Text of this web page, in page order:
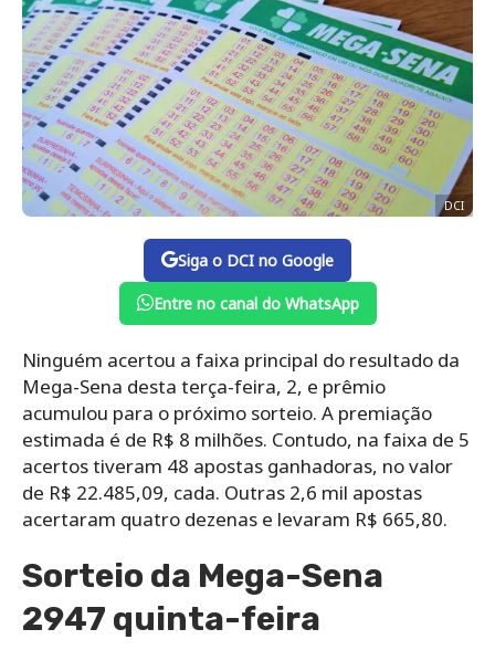
DCI
Siga o DCI no Google
Entre no canal do WhatsApp
Ninguém acertou a faixa principal do resultado da
Mega-Sena desta terça-feira, 2, e prêmio
acumulou para o próximo sorteio. A premiação
estimada é de R$ 8 milhões. Contudo, na faixa de 5
acertos tiveram 48 apostas ganhadoras, no valor
de R$ 22.485,09, cada. Outras 2,6 mil apostas
acertaram quatro dezenas e levaram R$ 665,80.
Sorteio da Mega-Sena
2947 quinta-feira